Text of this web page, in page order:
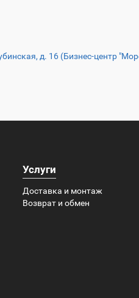
д. 16 (Бизнес-центр
Услуги
Доставка и монтаж
Возврат и обмен